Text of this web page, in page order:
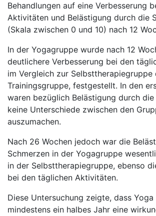
Behandlungen auf eine Verbesserung
Aktivitäten und Belästigung durch die
(Skala zwischen 0 und 10) nach 12
In der Yogagruppe wurde nach 12
deutlichere Verbesserung bei den
im Vergleich zur Selbsttherapiegruppe
Trainingsgruppe, festgestellt. In den
waren bezüglich Belästigung durch die
keine Unterschiede zwischen den
auszumachen.
Nach 26 Wochen jedoch war die
Schmerzen in der Yogagruppe
in der Selbsttherapiegruppe, ebenso
bei den täglichen Aktivitäten.
Diese Untersuchung zeigte, dass Yoga
mindestens ein halbes Jahr eine